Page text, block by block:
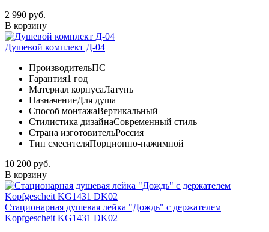
2 990 руб.
В корзину
Душевой комплект Д-04
ПроизводительПС
Гарантия1 год
Материал корпусаЛатунь
НазначениеДля душа
Способ монтажаВертикальный
Стилистика дизайнаСовременный стиль
Страна изготовительРоссия
Тип смесителяПорционно-нажимной
10 200 руб.
В корзину
Стационарная душевая лейка "Дождь" с держателем
Kopfgescheit KG1431 DK02